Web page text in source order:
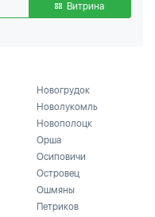
Витрина
Новогрудок
Новолукомль
Новополоцк
Орша
Осиповичи
Островец
Ошмяны
Петриков